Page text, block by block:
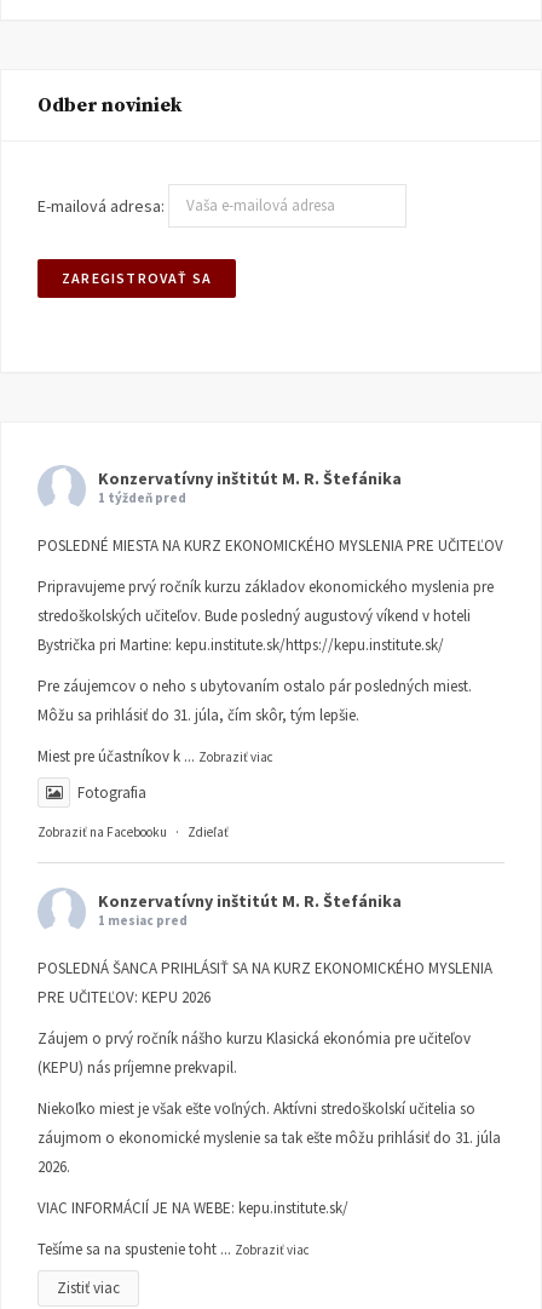
Odber noviniek
E-mailová adresa:
Konzervatívny inštitút M. R. Štefánika
1 týždeň pred
POSLEDNÉ MIESTA NA KURZ EKONOMICKÉHO MYSLENIA PRE UČITEĽOV
Pripravujeme prvý ročník kurzu základov ekonomického myslenia pre
stredoškolských učiteľov. Bude posledný augustový víkend v hoteli
Bystrička pri Martine: kepu.institute.sk/https://kepu.institute.sk/
Pre záujemcov o neho s ubytovaním ostalo pár posledných miest.
Môžu sa prihlásiť do 31. júla, čím skôr, tým lepšie.
Miest pre účastníkov k ... Zobraziť viac
Fotografia
Zobraziť na Facebooku · Zdieľať
Konzervatívny inštitút M. R. Štefánika
1 mesiac pred
POSLEDNÁ ŠANCA PRIHLÁSIŤ SA NA KURZ EKONOMICKÉHO MYSLENIA
PRE UČITEĽOV: KEPU 2026
Záujem o prvý ročník nášho kurzu Klasická ekonómia pre učiteľov
(KEPU) nás príjemne prekvapil.
Niekoľko miest je však ešte voľných. Aktívni stredoškolskí učitelia so
záujmom o ekonomické myslenie sa tak ešte môžu prihlásiť do 31. júla
2026.
VIAC INFORMÁCIÍ JE NA WEBE: kepu.institute.sk/
Tešíme sa na spustenie toht ... Zobraziť viac
Zistiť viac